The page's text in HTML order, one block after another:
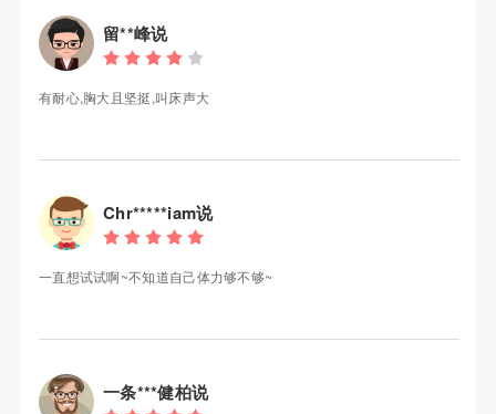
留**峰说
有耐心,胸大且坚挺,叫床声大
Chr*****iam说
一直想试试啊~不知道自己体力够不够~
一条***健柏说